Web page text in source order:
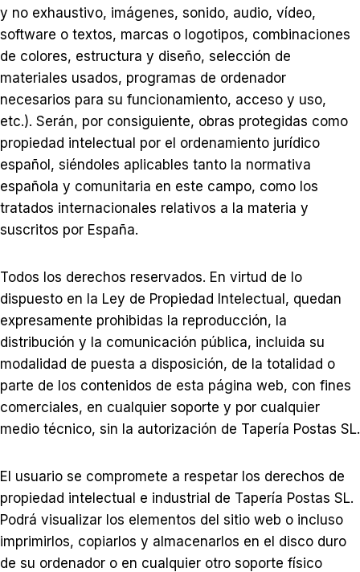
y no exhaustivo, imágenes, sonido, audio, vídeo,
software o textos, marcas o logotipos, combinaciones
de colores, estructura y diseño, selección de
materiales usados, programas de ordenador
necesarios para su funcionamiento, acceso y uso,
etc.). Serán, por consiguiente, obras protegidas como
propiedad intelectual por el ordenamiento jurídico
español, siéndoles aplicables tanto la normativa
española y comunitaria en este campo, como los
tratados internacionales relativos a la materia y
suscritos por España.
Todos los derechos reservados. En virtud de lo
dispuesto en la Ley de Propiedad Intelectual, quedan
expresamente prohibidas la reproducción, la
distribución y la comunicación pública, incluida su
modalidad de puesta a disposición, de la totalidad o
parte de los contenidos de esta página web, con fines
comerciales, en cualquier soporte y por cualquier
medio técnico, sin la autorización de Tapería Postas SL.
El usuario se compromete a respetar los derechos de
propiedad intelectual e industrial de Tapería Postas SL.
Podrá visualizar los elementos del sitio web o incluso
imprimirlos, copiarlos y almacenarlos en el disco duro
de su ordenador o en cualquier otro soporte físico